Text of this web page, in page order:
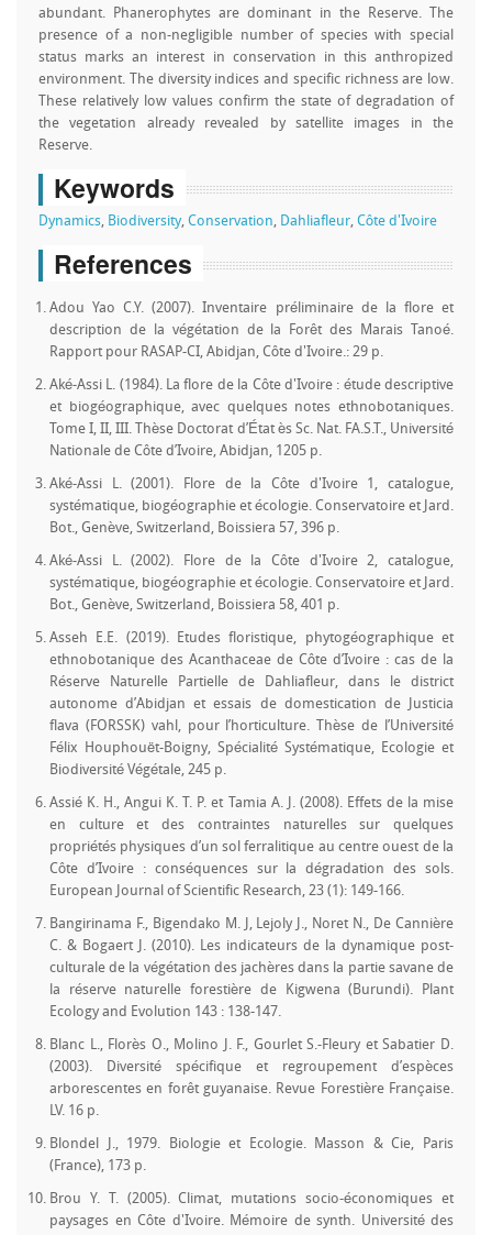
abundant. Phanerophytes are dominant in the Reserve. The
presence of a non-negligible number of species with special
status marks an interest in conservation in this anthropized
environment. The diversity indices and specific richness are low.
These relatively low values confirm the state of degradation of
the vegetation already revealed by satellite images in the
Reserve.
Keywords
Dynamics, Biodiversity, Conservation, Dahliafleur, Côte d'Ivoire
References
Adou Yao C.Y. (2007). Inventaire préliminaire de la flore et
description de la végétation de la Forêt des Marais Tanoé.
Rapport pour RASAP-CI, Abidjan, Côte d'Ivoire.: 29 p.
Aké-Assi L. (1984). La flore de la Côte d'Ivoire : étude descriptive
et biogéographique, avec quelques notes ethnobotaniques.
Tome I, II, III. Thèse Doctorat d’État ès Sc. Nat. FA.S.T., Université
Nationale de Côte d’Ivoire, Abidjan, 1205 p.
Aké-Assi L. (2001). Flore de la Côte d'Ivoire 1, catalogue,
systématique, biogéographie et écologie. Conservatoire et Jard.
Bot., Genève, Switzerland, Boissiera 57, 396 p.
Aké-Assi L. (2002). Flore de la Côte d'Ivoire 2, catalogue,
systématique, biogéographie et écologie. Conservatoire et Jard.
Bot., Genève, Switzerland, Boissiera 58, 401 p.
Asseh E.E. (2019). Etudes floristique, phytogéographique et
ethnobotanique des Acanthaceae de Côte d’Ivoire : cas de la
Réserve Naturelle Partielle de Dahliafleur, dans le district
autonome d’Abidjan et essais de domestication de Justicia
flava (FORSSK) vahl, pour l’horticulture. Thèse de l’Université
Félix Houphouët-Boigny, Spécialité Systématique, Ecologie et
Biodiversité Végétale, 245 p.
Assié K. H., Angui K. T. P. et Tamia A. J. (2008). Effets de la mise
en culture et des contraintes naturelles sur quelques
propriétés physiques d’un sol ferralitique au centre ouest de la
Côte d’Ivoire : conséquences sur la dégradation des sols.
European Journal of Scientific Research, 23 (1): 149-166.
Bangirinama F., Bigendako M. J, Lejoly J., Noret N., De Cannière
C. & Bogaert J. (2010). Les indicateurs de la dynamique post-
culturale de la végétation des jachères dans la partie savane de
la réserve naturelle forestière de Kigwena (Burundi). Plant
Ecology and Evolution 143 : 138-147.
Blanc L., Florès O., Molino J. F., Gourlet S.-Fleury et Sabatier D.
(2003). Diversité spécifique et regroupement d’espèces
arborescentes en forêt guyanaise. Revue Forestière Française.
LV. 16 p.
Blondel J., 1979. Biologie et Ecologie. Masson & Cie, Paris
(France), 173 p.
Brou Y. T. (2005). Climat, mutations socio-économiques et
paysages en Côte d'Ivoire. Mémoire de synth. Université des